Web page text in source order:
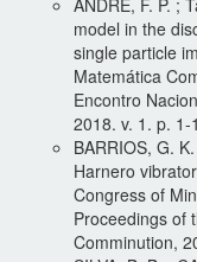
model in the
single particle
Matemática
Encontro
2018. v. 1. p. 1-
BARRIOS, G.
Harnero
Congress of
Proceedings of
Comminution,